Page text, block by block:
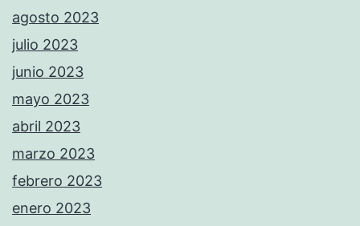
agosto 2023
julio 2023
junio 2023
mayo 2023
abril 2023
marzo 2023
febrero 2023
enero 2023